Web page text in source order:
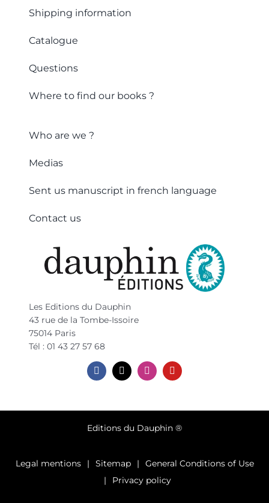
Shipping information
Catalogue
Questions
Where to find our books ?
Who are we ?
Medias
Sent us manuscript in french language
Contact us
Les Editions du Dauphin
43 rue de la Tombe-Issoire
75014 Paris
Tél : 01 43 27 57 68
Editions du Dauphin ®
Legal mentions Sitemap
General Conditions of Use
Privacy policy